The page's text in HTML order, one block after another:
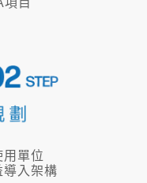
單位
入架構